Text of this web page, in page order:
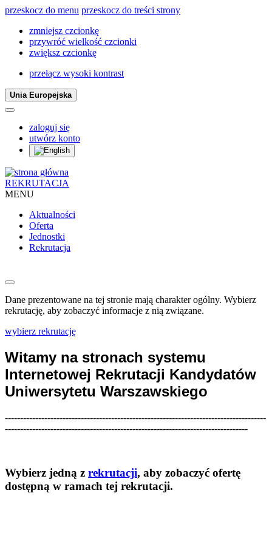
przeskocz do menu przeskocz do treści strony
zmniejsz czcionkę
przywróć wielkość czcionki
zwiększ czcionkę
przełącz wysoki kontrast
Unia Europejska
zaloguj się
utwórz konto
REKRUTACJA
MENU
Aktualności
Oferta
Jednostki
Rekrutacja
Dane prezentowane na tej stronie mają charakter ogólny. Wybierz
rekrutację, aby zobaczyć informacje z nią związane.
wybierz rekrutację
Witamy na stronach systemu
Internetowej Rekrutacji Kandydatów
Uniwersytetu Warszawskiego
--------------------------------------------------------------------------------------
--------------------------------------------------------------------------------
Wybierz jedną z rekrutacji, aby zobaczyć ofertę
dostępną w ramach tej rekrutacji.